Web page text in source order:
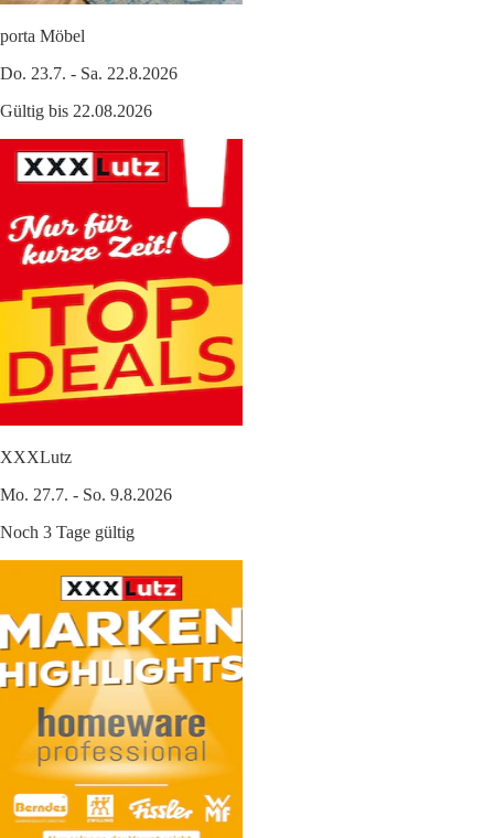
porta Möbel
Do. 23.7. - Sa. 22.8.2026
Gültig bis 22.08.2026
XXXLutz
Mo. 27.7. - So. 9.8.2026
Noch 3 Tage gültig